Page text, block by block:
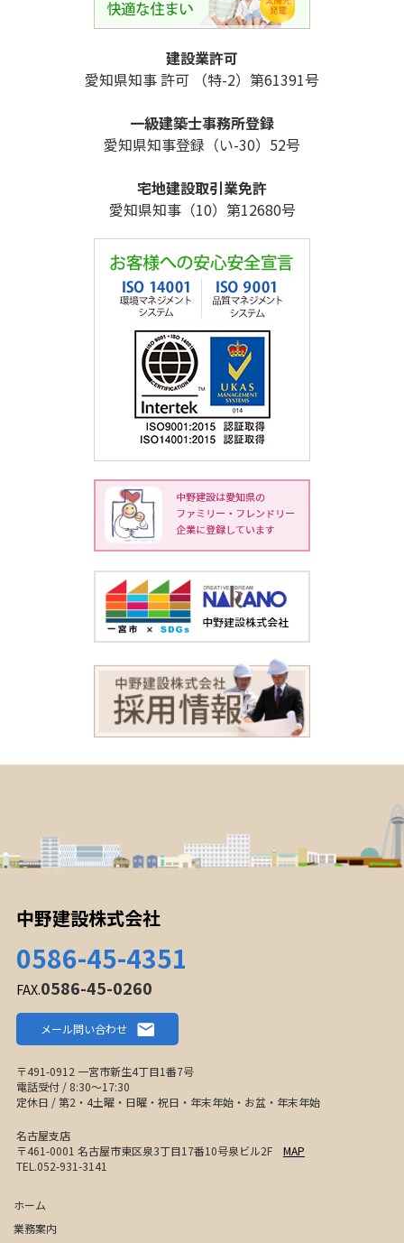
建設業許可
愛知県知事 許可 （特-2）第61391号
一級建築士事務所登録
愛知県知事登録（い-30）52号
宅地建設取引業免許
愛知県知事（10）第12680号
中野建設株式会社
0586-45-4351
FAX.0586-45-0260
メール問い合わせ
〒491-0912 一宮市新生4丁目1番7号
電話受付 / 8:30〜17:30
定休日 / 第2・4土曜・日曜・祝日・年末年始・お盆・年末年始
名古屋支店
〒461-0001 名古屋市東区泉3丁目17番10号泉ビル2F MAP
TEL.052-931-3141
ホーム
業務案内